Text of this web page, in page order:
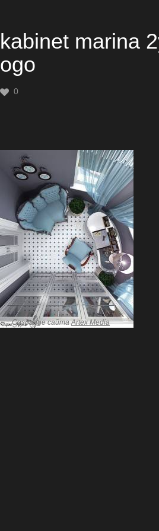
kabinet marina
ogo
0
Создание сайтаArtex Media